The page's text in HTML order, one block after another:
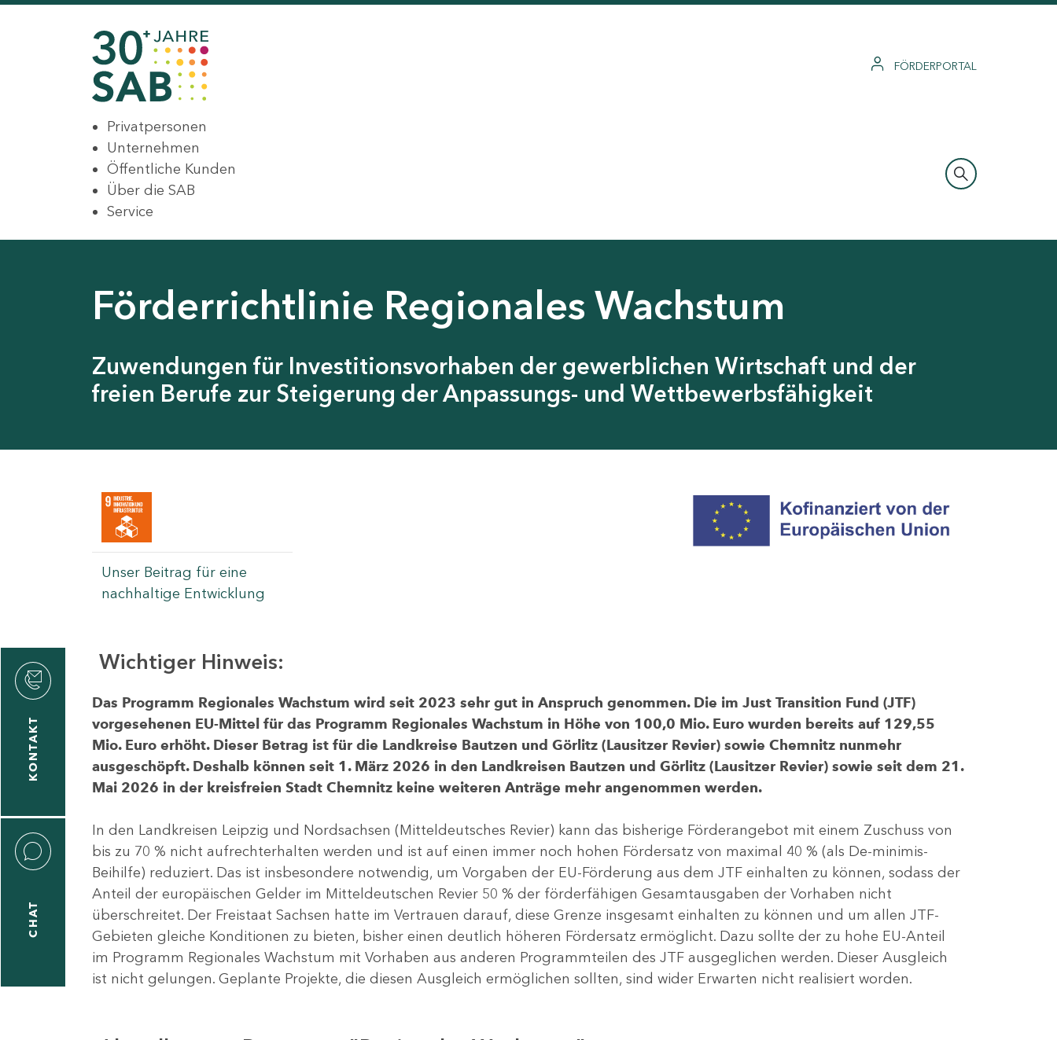
FÖRDERPORTAL
Privatpersonen
Unternehmen
Öffentliche Kunden
Über die SAB
Service
Förderrichtlinie Regionales Wachstum
Zuwendungen für Investitionsvorhaben der gewerblichen Wirtschaft und der
freien Berufe zur Steigerung der Anpassungs- und Wettbewerbsfähigkeit
Unser Beitrag für eine
nachhaltige Entwicklung
KONTAKT
CHAT
Wichtiger Hinweis:
Das Programm Regionales Wachstum wird seit 2023 sehr gut in Anspruch genommen. Die im Just Transition Fund (JTF)
vorgesehenen EU-Mittel für das Programm Regionales Wachstum in Höhe von 100,0 Mio. Euro wurden bereits auf 129,55
Mio. Euro erhöht. Dieser Betrag ist für die Landkreise Bautzen und Görlitz (Lausitzer Revier) sowie Chemnitz nunmehr
ausgeschöpft. Deshalb können seit 1. März 2026 in den Landkreisen Bautzen und Görlitz (Lausitzer Revier) sowie seit dem 21.
Mai 2026 in der kreisfreien Stadt Chemnitz keine weiteren Anträge mehr angenommen werden.
In den Landkreisen Leipzig und Nordsachsen (Mitteldeutsches Revier) kann das bisherige Förderangebot mit einem Zuschuss von
bis zu 70 % nicht aufrechterhalten werden und ist auf einen immer noch hohen Fördersatz von maximal 40 % (als De-minimis-
Beihilfe) reduziert. Das ist insbesondere notwendig, um Vorgaben der EU-Förderung aus dem JTF einhalten zu können, sodass der
Anteil der europäischen Gelder im Mitteldeutschen Revier 50 % der förderfähigen Gesamtausgaben der Vorhaben nicht
überschreitet. Der Freistaat Sachsen hatte im Vertrauen darauf, diese Grenze insgesamt einhalten zu können und um allen JTF-
Gebieten gleiche Konditionen zu bieten, bisher einen deutlich höheren Fördersatz ermöglicht. Dazu sollte der zu hohe EU-Anteil
im Programm Regionales Wachstum mit Vorhaben aus anderen Programmteilen des JTF ausgeglichen werden. Dieser Ausgleich
ist nicht gelungen. Geplante Projekte, die diesen Ausgleich ermöglichen sollten, sind wider Erwarten nicht realisiert worden.